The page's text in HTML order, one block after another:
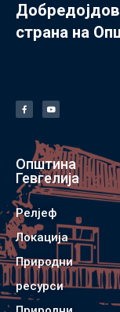
страна на
Општина
Гевгелија
Релјеф
Локација
Природни
ресурси